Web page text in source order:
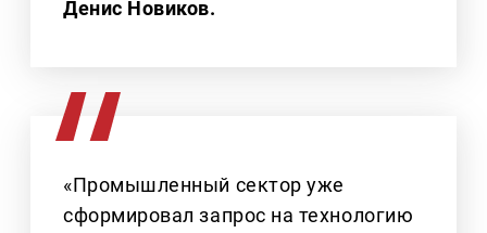
Денис Новиков.
«Промышленный сектор уже
сформировал запрос на технологию